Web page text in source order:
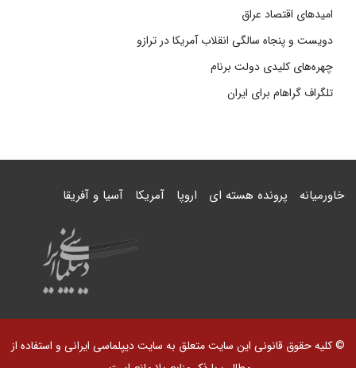
امیدهای اقتصاد عراق
دویست و پنجاه سالگی انقلاب آمریکا در ترازو
چهره‌های کلیدی دولت برنام
تلگراف گراهام برای ایران
خاورمیانه پرونده هسته ای اروپا آمریکا آسیا و آفریقا
© کلیه حقوق قانونی این سایت متعلق به سایت دیپلماسی ایرانی و استفاده از